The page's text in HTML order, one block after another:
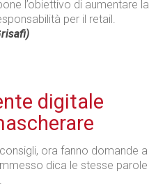
l’obiettivo di aumentare la
per il retail.
digitale
ora fanno domande a
dica le stesse parole